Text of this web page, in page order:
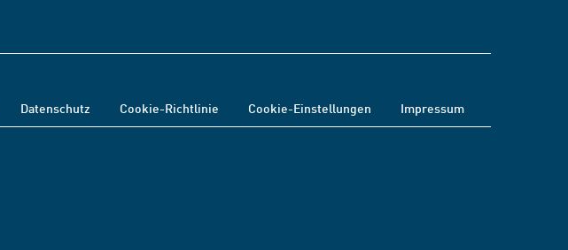
Datenschutz Cookie-Richtlinie Cookie-Einstellungen Impressum